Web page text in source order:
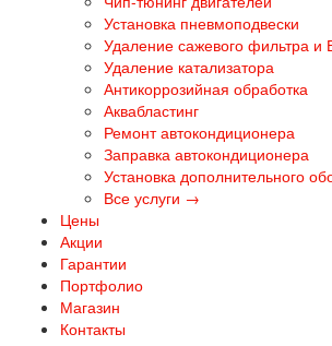
Установка пневмоподвески
Удаление сажевого фильтра и
Удаление катализатора
Антикоррозийная обработка
Аквабластинг
Ремонт автокондиционера
Заправка автокондиционера
Установка дополнительного
Все услуги →
Цены
Акции
Гарантии
Портфолио
Магазин
Контакты